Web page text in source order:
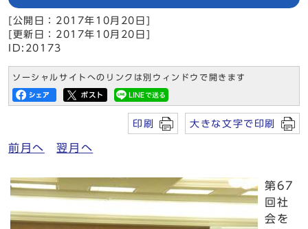
[公開日：2017年10月20日]
[更新日：2017年10月20日]
ID:20173
ソーシャルサイトへのリンクは別ウィンドウで開きます
印刷 大きな文字で印刷
前月へ 翌月へ
第67
回社
会を